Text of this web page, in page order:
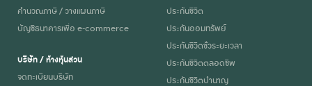
คำนวณภาษี / วางแผนภาษี
บัญชีธนาคารเพื่อ e-commerce
บริษัท / ห้างหุ้นส่วน
จดทะเบียนบริษัท
ประกันชีวิต
ประกันออมทรัพย์
ประกันชีวิตชั่วระยะเวลา
ประกันชีวิตตลอดชีพ
ประกันชีวิตบำนาญ